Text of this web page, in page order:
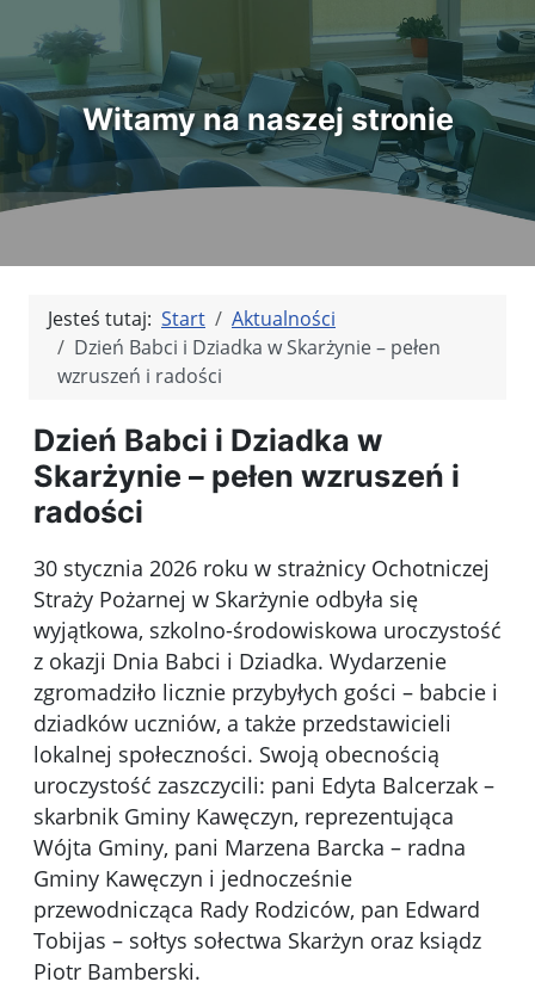
Witamy na naszej stronie
Jesteś tutaj: Start
Aktualności
Dzień Babci i Dziadka w Skarżynie – pełen
wzruszeń i radości
Dzień Babci i Dziadka w
Skarżynie – pełen wzruszeń i
radości
30 stycznia 2026 roku w strażnicy Ochotniczej
Straży Pożarnej w Skarżynie odbyła się
wyjątkowa, szkolno-środowiskowa uroczystość
z okazji Dnia Babci i Dziadka. Wydarzenie
zgromadziło licznie przybyłych gości – babcie i
dziadków uczniów, a także przedstawicieli
lokalnej społeczności. Swoją obecnością
uroczystość zaszczycili: pani Edyta Balcerzak –
skarbnik Gminy Kawęczyn, reprezentująca
Wójta Gminy, pani Marzena Barcka – radna
Gminy Kawęczyn i jednocześnie
przewodnicząca Rady Rodziców, pan Edward
Tobijas – sołtys sołectwa Skarżyn oraz ksiądz
Piotr Bamberski.